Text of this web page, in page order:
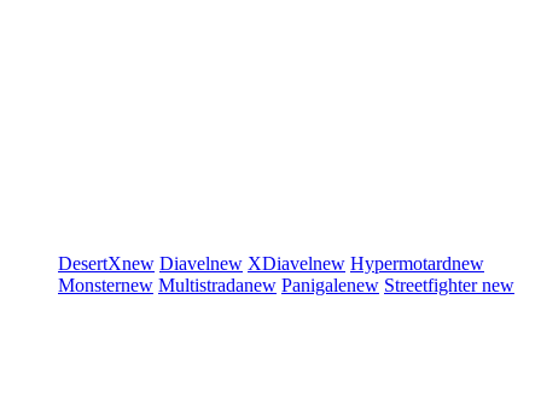
DesertXnew Diavelnew XDiavelnew Hypermotardnew
Monsternew Multistradanew Panigalenew Streetfighternew